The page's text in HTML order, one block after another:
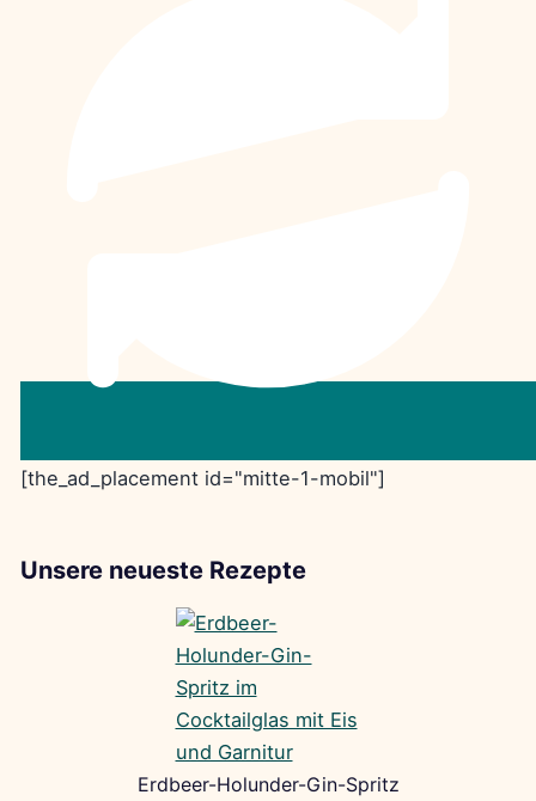
[the_ad_placement id="mitte-1-mobil"]
Unsere neueste Rezepte
Erdbeer-Holunder-Gin-Spritz